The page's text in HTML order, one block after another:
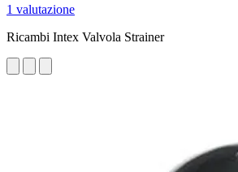
1 valutazione
Ricambi Intex Valvola Strainer